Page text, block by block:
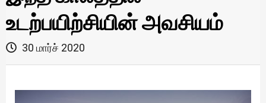
உடற்பயிற்சியின் அவசியம்
30 மார்ச் 2020